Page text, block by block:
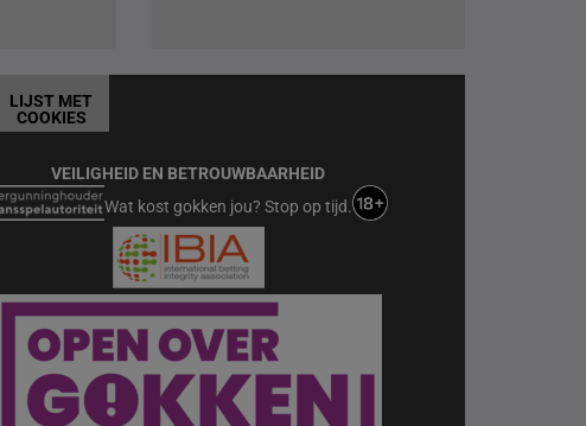
LIJST MET
COOKIES
VEILIGHEID EN BETROUWBAARHEID
Wat kost gokken jou? Stop op tijd.